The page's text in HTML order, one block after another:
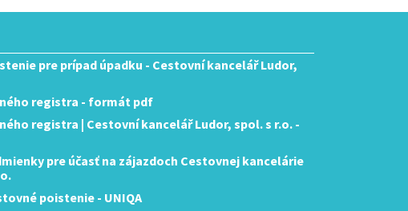
pre prípad úpadku - Cestovní kancelář Ludor,
registra - formát pdf
registra | Cestovní kancelář Ludor, spol. s r.o. -
pre účasť na zájazdoch Cestovnej kancelárie
poistenie - UNIQA